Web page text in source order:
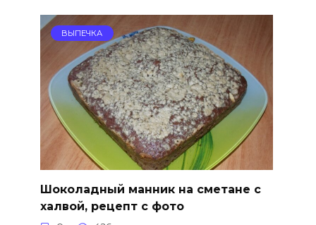
ВЫПЕЧКА
Шоколадный манник на сметане с
халвой, рецепт с фото